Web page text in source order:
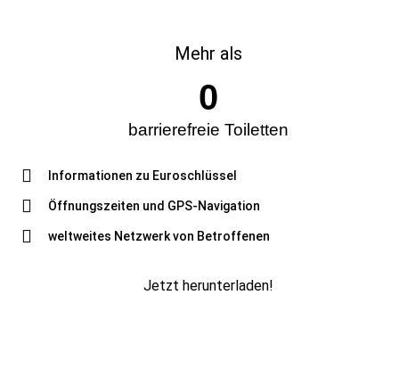
Mehr als
barrierefreie Toiletten
0
Informationen zu Euroschlüssel
Öffnungszeiten und GPS-Navigation
weltweites Netzwerk von Betroffenen
Jetzt herunterladen!